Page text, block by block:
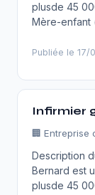
plusde 45
Mère-enfant
Publiée le 17/
Infirmier
🏢 Entreprise
Description
Bernard est
plusde 45